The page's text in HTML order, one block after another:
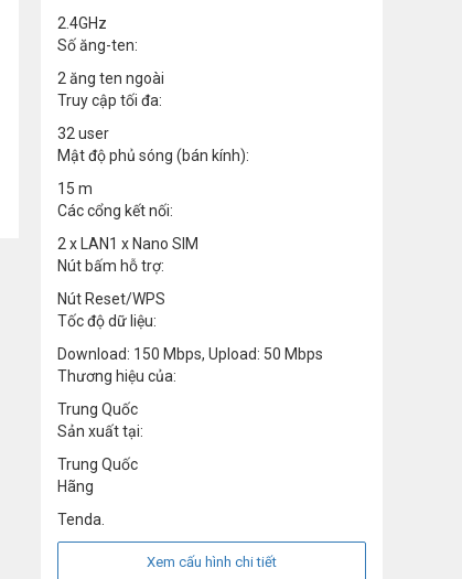
2.4GHz
Số ăng-ten:
2 ăng ten ngoài
Truy cập tối đa:
32 user
Mật độ phủ sóng (bán kính):
15 m
Các cổng kết nối:
2 x LAN1 x Nano SIM
Nút bấm hỗ trợ:
Nút Reset/WPS
Tốc độ dữ liệu:
Download: 150 Mbps, Upload: 50 Mbps
Thương hiệu của:
Trung Quốc
Sản xuất tại:
Trung Quốc
Hãng
Tenda.
Xem cấu hình chi tiết